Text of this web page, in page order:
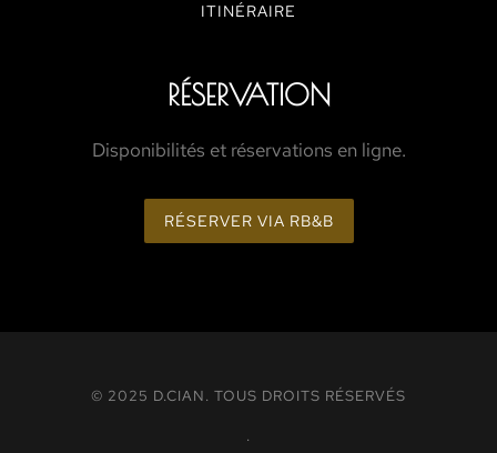
ITINÉRAIRE
RÉSERVATION
Disponibilités et réservations en ligne.
RÉSERVER VIA RB&B
© 2025 D.CIAN. TOUS DROITS RÉSERVÉS
.